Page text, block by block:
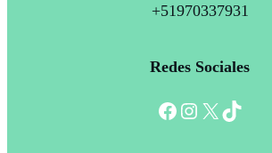
+51970337931
Redes Sociales
Facebook Instagram X TikTok